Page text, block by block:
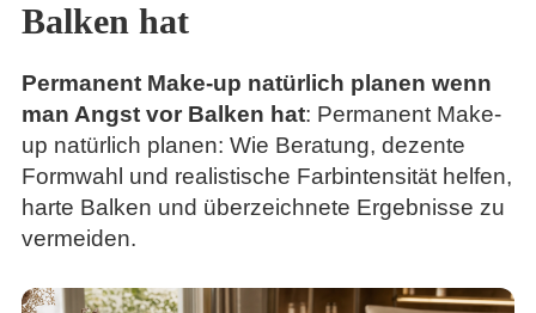
Balken hat
Permanent Make-up natürlich planen wenn
man Angst vor Balken hat: Permanent Make-
up natürlich planen: Wie Beratung, dezente
Formwahl und realistische Farbintensität helfen,
harte Balken und überzeichnete Ergebnisse zu
vermeiden.